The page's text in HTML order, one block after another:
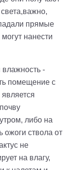
прямые
нанести
-
помещение с
либо на
ожоги ствола от
не
на влагу,